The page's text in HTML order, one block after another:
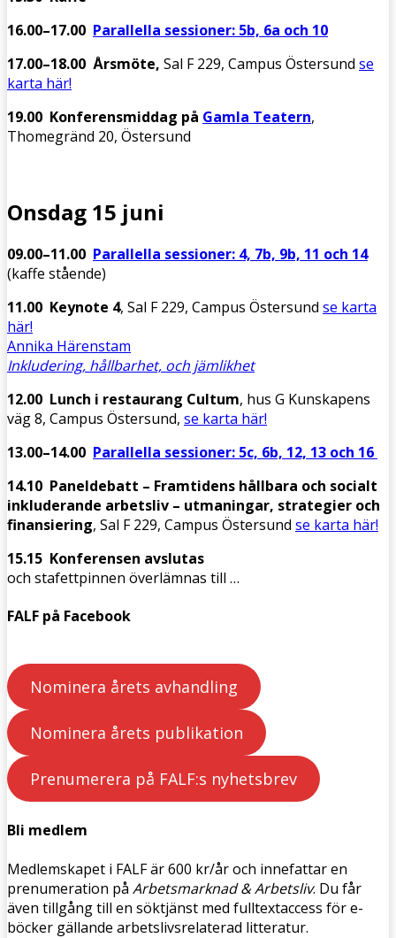
16.00–17.00 Parallella sessioner: 5b, 6a och 10
17.00–18.00 Årsmöte, Sal F 229, Campus Östersund se
karta här!
19.00 Konferensmiddag på Gamla Teatern,
Thomegränd 20, Östersund
Onsdag 15 juni
09.00–11.00 Parallella sessioner: 4, 7b, 9b, 11 och 14
(kaffe stående)
11.00 Keynote 4, Sal F 229, Campus Östersund se karta
här!
Annika Härenstam
Inkludering, hållbarhet, och jämlikhet
12.00 Lunch i restaurang Cultum, hus G Kunskapens
väg 8, Campus Östersund, se karta här!
13.00–14.00 Parallella sessioner: 5c, 6b, 12, 13 och 16
14.10 Paneldebatt – Framtidens hållbara och socialt
inkluderande arbetsliv – utmaningar, strategier och
finansiering, Sal F 229, Campus Östersund se karta här!
15.15 Konferensen avslutas
och stafettpinnen överlämnas till …
FALF på Facebook
Nominera årets avhandling
Nominera årets publikation
Prenumerera på FALF:s nyhetsbrev
Bli medlem
Medlemskapet i FALF är 600 kr/år och innefattar en
prenumeration på Arbetsmarknad & Arbetsliv. Du får
även tillgång till en söktjänst med fulltextaccess för e-
böcker gällande arbetslivsrelaterad litteratur.